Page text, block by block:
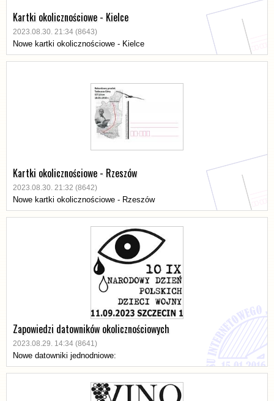
Kartki okolicznościowe - Kielce
2023.08.30. 21:34 (8643)
Nowe kartki okolicznościowe - Kielce
Kartki okolicznościowe - Rzeszów
2023.08.30. 21:32 (8642)
Nowe kartki okolicznościowe - Rzeszów
Zapowiedzi datowników okolicznościowych
2023.08.29. 14:34 (8641)
Nowe datowniki jednodniowe: